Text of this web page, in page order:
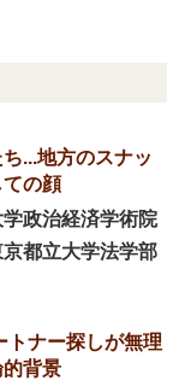
...地方のスナッ
ての顔
政治経済学術院
都立大学法学部
トナー探しが無理
背景